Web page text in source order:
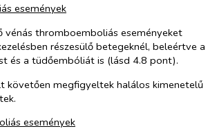
események
vénás thromboemboliás eseményeket
részesülő betegeknél, beleértve a
és a tüdőembóliát is (lásd 4.8 pont).
követően megfigyeltek halálos kimenetelű
események